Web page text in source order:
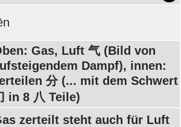
Gas, Luft 气 (Bild von
Dampf), innen:
分 (... mit dem Schwert
in 8 八 Teile)
zerteilt steht auch für Luft